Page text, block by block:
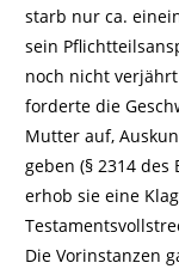
starb nur ca.
sein
noch nicht
forderte die
Mutter auf,
geben (§ 2314
erhob sie eine
Die Vorinstanzen